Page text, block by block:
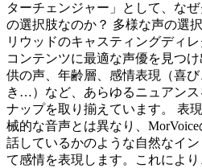
ターチェンジャー」として、な
の選択肢なのか？ 多様な声の選
リウッドのキャスティングディ
コンテンツに最適な声優を見つ
供の声、年齢層、感情表現（喜
き…）など、あらゆるニュアン
ナップを取り揃えています。 表
械的な音声とは異なり、
話しているかのような自然なイ
て感情を表現します。これによ